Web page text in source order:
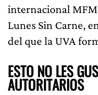
internacional MFM
Lunes Sin Carne,
del que la UVA
ESTO NO LES
AUTORITARIOS